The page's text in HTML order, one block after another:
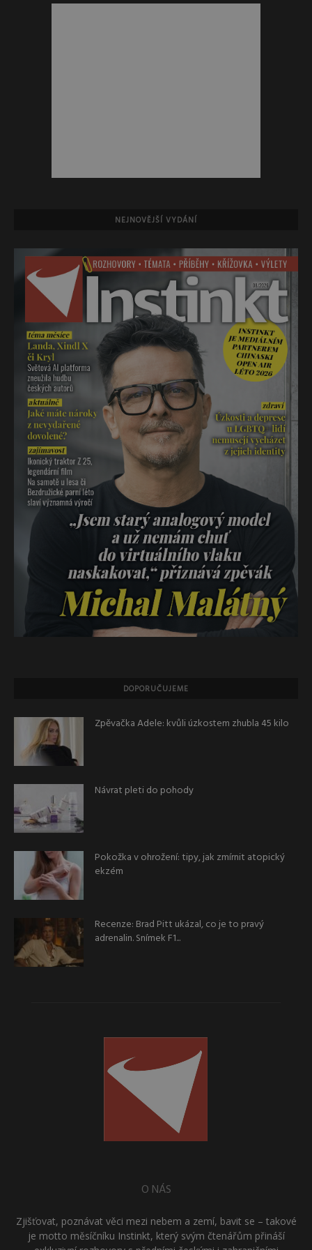
NEJNOVĚJŠÍ VYDÁNÍ
DOPORUČUJEME
Zpěvačka Adele: kvůli úzkostem zhubla 45 kilo
Návrat pleti do pohody
Pokožka v ohrožení: tipy, jak zmírnit atopický
ekzém
Recenze: Brad Pitt ukázal, co je to pravý
adrenalin. Snímek F1...
O NÁS
Zjišťovat, poznávat věci mezi nebem a zemí, bavit se – takové
je motto měsíčníku Instinkt, který svým čtenářům přináší